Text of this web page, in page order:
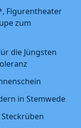
Figurentheater
zum
die Jüngsten
in Stemwede